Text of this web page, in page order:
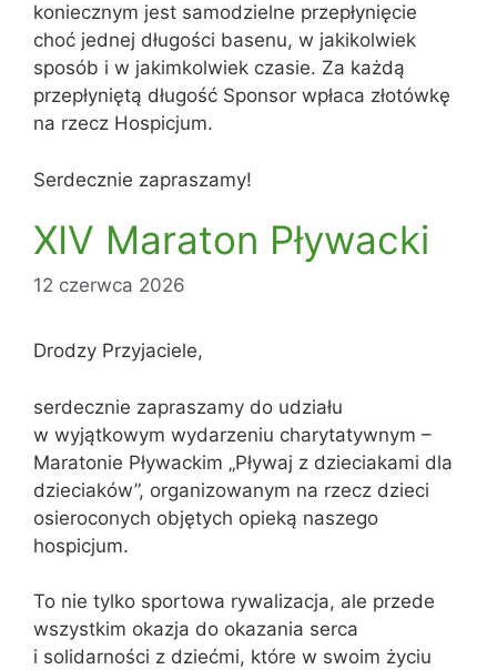
koniecznym jest samodzielne przepłynięcie
choć jednej długości basenu, w jakikolwiek
sposób i w jakimkolwiek czasie. Za każdą
przepłyniętą długość Sponsor wpłaca złotówkę
na rzecz Hospicjum.
Serdecznie zapraszamy!
XIV Maraton Pływacki
12 czerwca 2026
Drodzy Przyjaciele,
serdecznie zapraszamy do udziału
w wyjątkowym wydarzeniu charytatywnym –
Maratonie Pływackim „Pływaj z dzieciakami dla
dzieciaków”, organizowanym na rzecz dzieci
osieroconych objętych opieką naszego
hospicjum.
To nie tylko sportowa rywalizacja, ale przede
wszystkim okazja do okazania serca
i solidarności z dziećmi, które w swoim życiu